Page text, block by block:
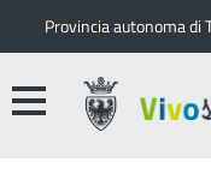
Provincia autonoma di